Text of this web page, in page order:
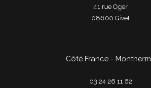
41 rue Oger
08600
givet
Côté France -
03 24 26 11 62